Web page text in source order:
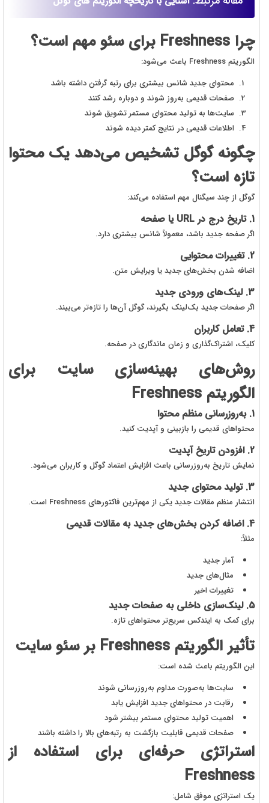
چرا Freshness برای سئو مهم است؟
الگوریتم Freshness باعث می‌شود:
محتوای جدید شانس بیشتری برای رتبه گرفتن داشته باشد
صفحات قدیمی به‌روز شوند و دوباره رشد کنند
سایت‌ها به تولید محتوای مستمر تشویق شوند
اطلاعات قدیمی در نتایج کمتر دیده شوند
چگونه گوگل تشخیص می‌دهد یک محتوا
تازه است؟
گوگل از چند سیگنال مهم استفاده می‌کند:
1. تاریخ درج در URL یا صفحه
اگر صفحه جدید باشد، معمولاً شانس بیشتری دارد.
2. تغییرات محتوایی
اضافه شدن بخش‌های جدید یا ویرایش متن.
3. لینک‌های ورودی جدید
اگر صفحات جدید بک‌لینک بگیرند، گوگل آن‌ها را تازه‌تر می‌بیند.
4. تعامل کاربران
کلیک، اشتراک‌گذاری و زمان ماندگاری در صفحه.
روش‌های بهینه‌سازی سایت برای
الگوریتم Freshness
1. به‌روزرسانی منظم محتوا
محتواهای قدیمی را بازبینی و آپدیت کنید.
2. افزودن تاریخ آپدیت
نمایش تاریخ به‌روزرسانی باعث افزایش اعتماد گوگل و کاربران می‌شود.
3. تولید محتوای جدید
انتشار منظم مقالات جدید یکی از مهم‌ترین فاکتورهای Freshness است.
4. اضافه کردن بخش‌های جدید به مقالات قدیمی
مثلاً:
آمار جدید
مثال‌های جدید
تغییرات اخیر
5. لینک‌سازی داخلی به صفحات جدید
برای کمک به ایندکس سریع‌تر محتواهای تازه.
تأثیر الگوریتم Freshness بر سئو سایت
این الگوریتم باعث شده است:
سایت‌ها به‌صورت مداوم به‌روزرسانی شوند
رقابت در محتواهای جدید افزایش یابد
اهمیت تولید محتوای مستمر بیشتر شود
صفحات قدیمی قابلیت بازگشت به رتبه‌های بالا را داشته باشند
استراتژی حرفه‌ای برای استفاده از
Freshness
یک استراتژی موفق شامل: